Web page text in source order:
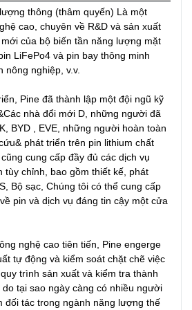
thông (thâm quyến) Là một
cao, chuyên về R&D và sản xuất
của bộ biến tần năng lượng mặt
LiFePo4 và pin bay thông minh
nông nghiệp, v.v.
Pine đã thành lập một đội ngũ kỹ
nhà đổi mới D, những người đã
BYD , EVE, những người hoàn toàn
phát triển trên pin lithium chất
cung cấp đầy đủ các dịch vụ
tùy chỉnh, bao gồm thiết kế, phát
Bộ sạc, Chúng tôi có thể cung cấp
pin và dịch vụ đáng tin cậy một cửa
nghệ cao tiên tiến, Pine engerge
tự động và kiểm soát chặt chẽ việc
trình sản xuất và kiểm tra thành
tại sao ngày càng có nhiều người
đối tác trong ngành năng lượng thế